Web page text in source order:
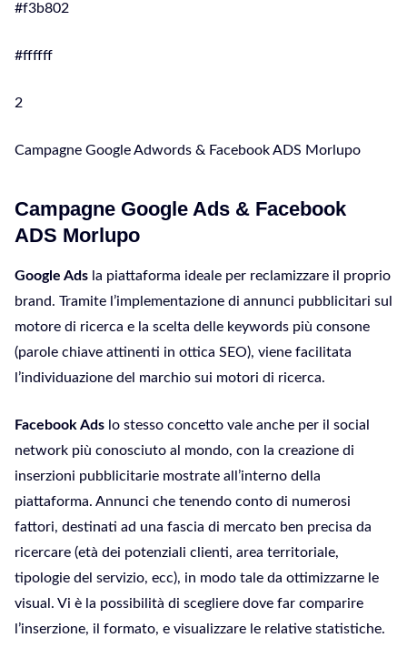
#f3b802
#ffffff
2
Campagne Google Adwords & Facebook ADS Morlupo
Campagne Google Ads & Facebook
ADS Morlupo
Google Ads la piattaforma ideale per reclamizzare il proprio
brand. Tramite l’implementazione di annunci pubblicitari sul
motore di ricerca e la scelta delle keywords più consone
(parole chiave attinenti in ottica SEO), viene facilitata
l’individuazione del marchio sui motori di ricerca.
Facebook Ads lo stesso concetto vale anche per il social
network più conosciuto al mondo, con la creazione di
inserzioni pubblicitarie mostrate all’interno della
piattaforma. Annunci che tenendo conto di numerosi
fattori, destinati ad una fascia di mercato ben precisa da
ricercare (età dei potenziali clienti, area territoriale,
tipologie del servizio, ecc), in modo tale da ottimizzarne le
visual. Vi è la possibilità di scegliere dove far comparire
l’inserzione, il formato, e visualizzare le relative statistiche.